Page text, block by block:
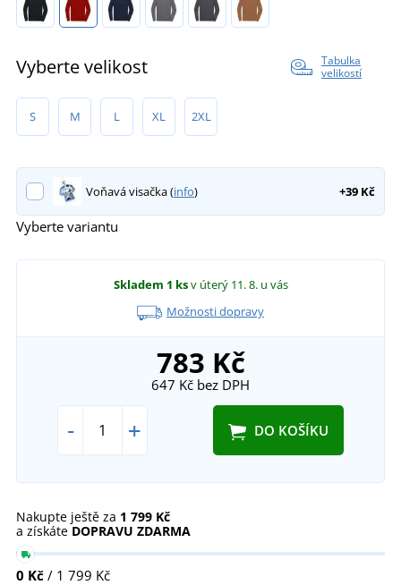
Vyberte velikost
Tabulka
velikostí
S M L XL 2XL
Voňavá visačka (info) +39 Kč
Vyberte variantu
Skladem 1 ksv úterý 11. 8. u vás
Možnosti dopravy
783 Kč
647 Kč bez DPH
- + DO KOŠÍKU
Nakupte ještě za 1 799 Kč
a získáte DOPRAVU ZDARMA
0 Kč / 1 799 Kč